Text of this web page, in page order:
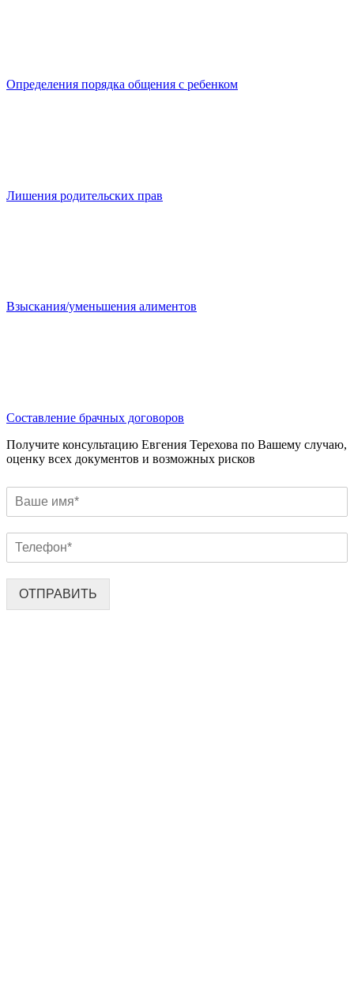
Определения порядка общения с ребенком
Лишения родительских прав
Взыскания/уменьшения алиментов
Составление брачных договоров
Получите консультацию Евгения Терехова по Вашему случаю,
оценку всех документов и возможных рисков
ОТПРАВИТЬ